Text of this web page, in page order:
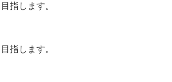
指します。
指します。